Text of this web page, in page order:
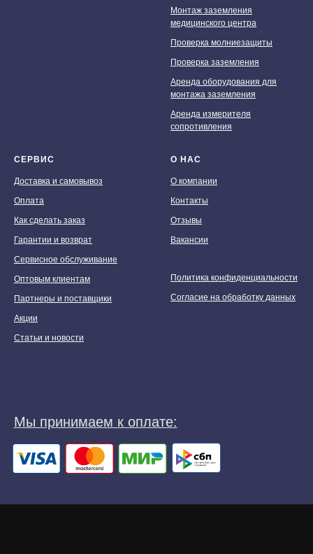
Монтаж заземления
медицинского центра
Проверка молниезащиты
Проверка заземления
Аренда оборудования для
монтажа заземления
Аренда измерителя
сопротивления
СЕРВИС
Доставка и самовывоз
Оплата
Как сделать заказ
Гарантии и возврат
Сервисное обслуживание
Оптовым клиентам
Партнеры и поставщики
Акции
Статьи и новости
О НАС
О компании
Контакты
Отзывы
Вакансии
Политика конфиденциальности
Согласие на обработку данных